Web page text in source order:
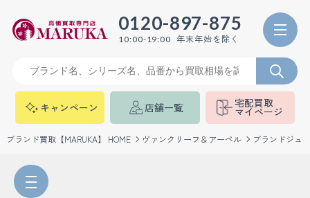
0120-897-875
10:00-19:00 年末年始を除く
キャンペーン 店舗一覧 宅配買取
マイページ
ブランド買取【MARUKA】 HOME ヴァンクリーフ＆アーペル ブランドジュ